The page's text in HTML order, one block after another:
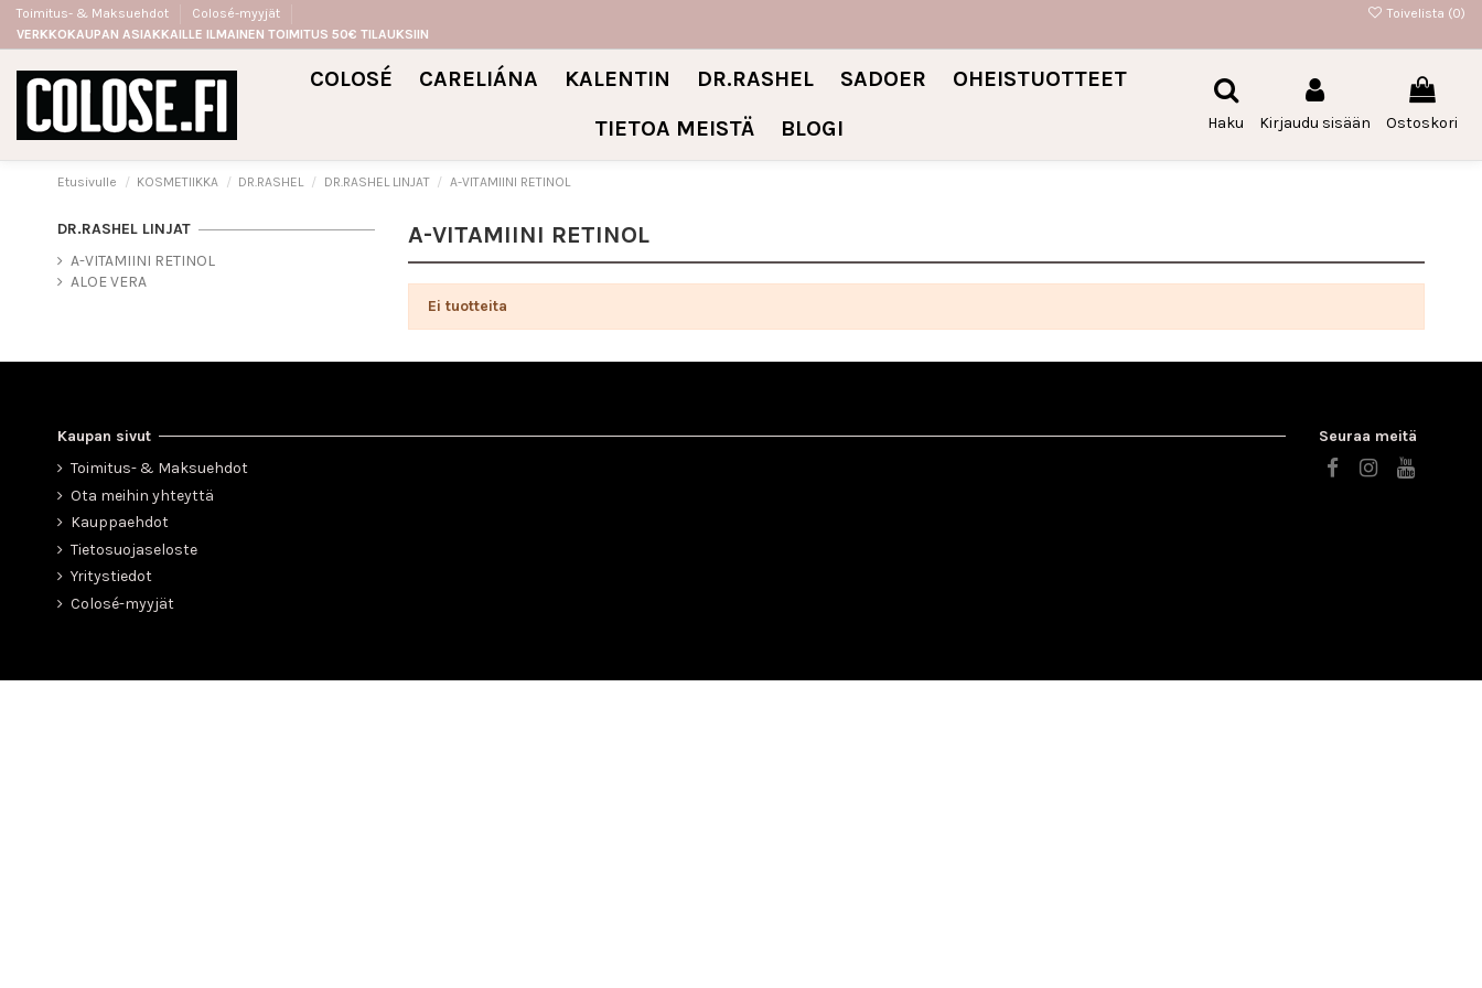
Toimitus- & Maksuehdot
Colosé-myyjät
VERKKOKAUPAN ASIAKKAILLE ILMAINEN TOIMITUS 50€ TILAUKSIIN
Toivelista (0)
COLOSÉ CARELIÁNA KALENTIN DR.RASHEL SADOER
OHEISTUOTTEET
TIETOA MEISTÄ
BLOGI Haku Kirjaudu sisään Ostoskori
Etusivulle KOSMETIIKKA DR.RASHEL DR.RASHEL LINJAT A-VITAMIINI RETINOL
A-VITAMIINI RETINOL
Ei tuotteita
DR.RASHEL LINJAT
A-VITAMIINI RETINOL
ALOE VERA
Kaupan sivut
Toimitus- & Maksuehdot
Ota meihin yhteyttä
Kauppaehdot
Tietosuojaseloste
Yritystiedot
Colosé-myyjät
Seuraa meitä